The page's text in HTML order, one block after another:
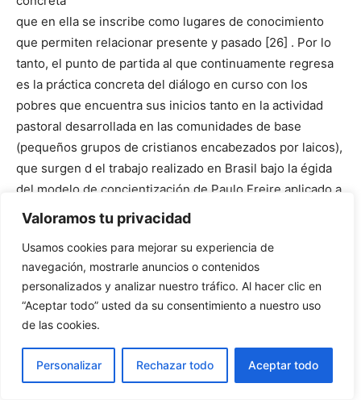
Valoramos tu privacidad
Usamos cookies para mejorar su experiencia de
navegación, mostrarle anuncios o contenidos
personalizados y analizar nuestro tráfico. Al hacer clic en
“Aceptar todo” usted da su consentimiento a nuestro uso
de las cookies.
Personalizar Rechazar todo Aceptar todo
que en ella se inscribe como lugares de conocimiento
que permiten relacionar presente y pasado [26] . Por lo
tanto, el punto de partida al que continuamente regresa
es la práctica concreta del diálogo en curso con los
pobres que encuentra sus inicios tanto en la actividad
pastoral desarrollada en las comunidades de base
(pequeños grupos de cristianos encabezados por laicos),
que surgen d el trabajo realizado en Brasil bajo la égida
del modelo de concientización de Paulo Freire aplicado a
las clases populares del nordeste; como en los
elementos que recoge de la Teología de la Liberación
Negra del teólogo James H. Cone, quien impulsó la lucha
por los derechos civiles de los negros en Estados Unidos
encabezada por Martin Luther King.
paradigmático en la medida en que es uno de los pocos
sacerdotes que se plegó a la lucha revolucionaria